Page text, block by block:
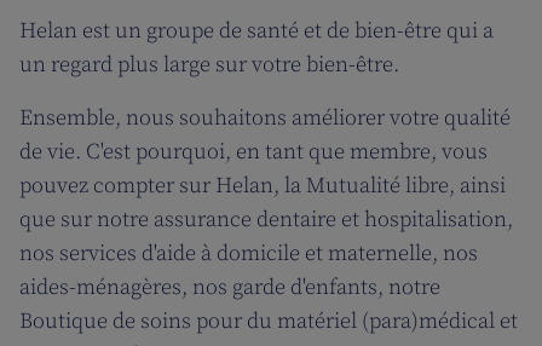
Helan est un groupe de santé et de bien-être qui a
un regard plus large sur votre bien-être.
Ensemble, nous souhaitons améliorer votre qualité
de vie. C'est pourquoi, en tant que membre, vous
pouvez compter sur Helan, la Mutualité libre, ainsi
que sur notre assurance dentaire et hospitalisation,
nos services d'aide à domicile et maternelle, nos
aides-ménagères, nos garde d'enfants, notre
Boutique de soins pour du matériel (para)médical et